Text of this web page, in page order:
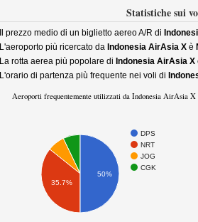
Statistiche sui
Il prezzo medio di un biglietto aereo A/R di
L'aeroporto più ricercato da Indonesia AirAsia Xè
La rotta aerea più popolare di Indonesia AirAsia X
L'orario di partenza più frequente nei voli di
Aeroporti frequentemente utilizzati da Indonesia AirAsia X
DPS
NRT
JOG
CGK
35.7%
50%